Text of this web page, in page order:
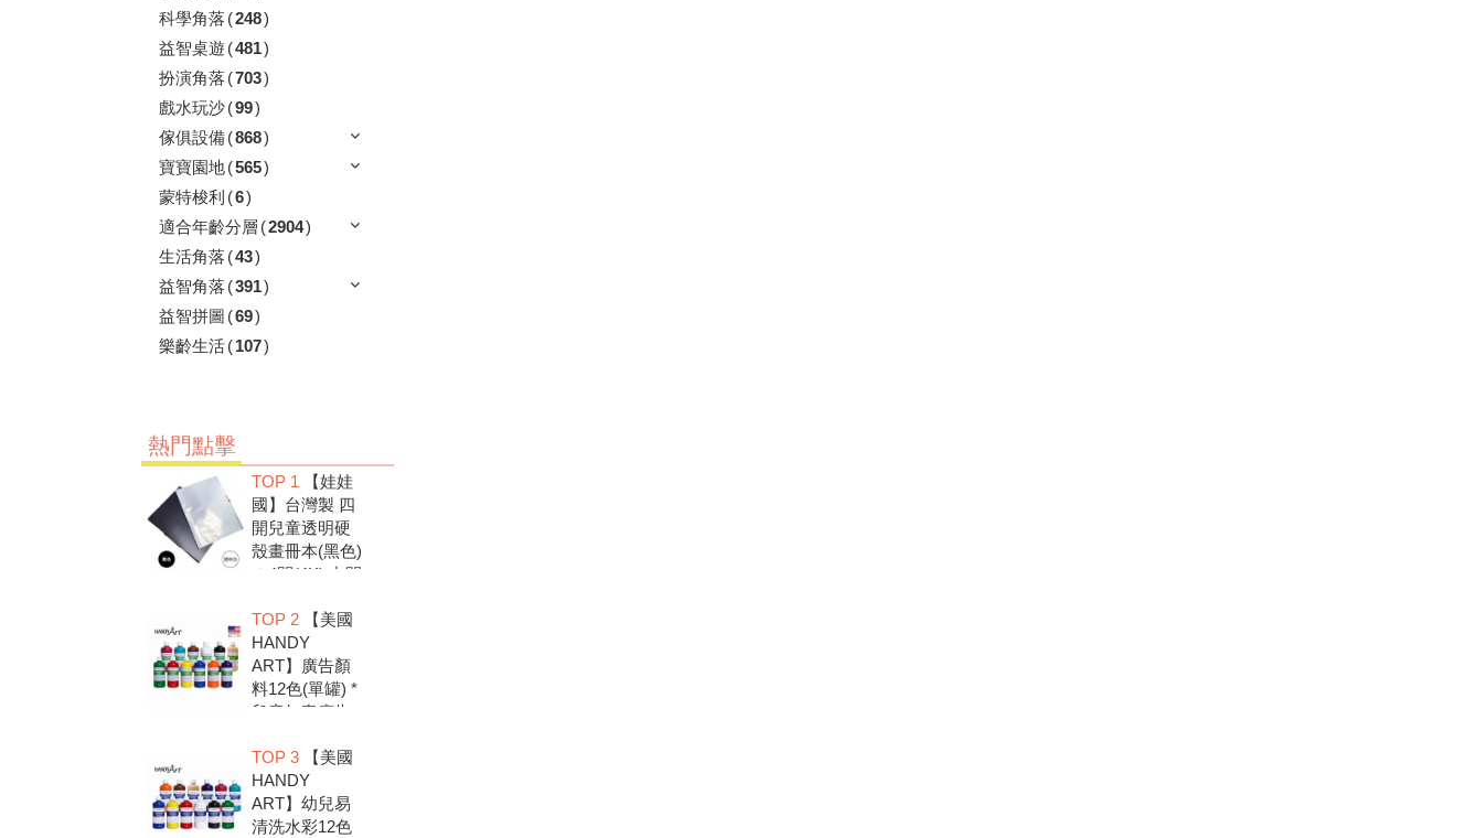
科學角落 (248)
益智桌遊 (481)
扮演角落 (703)
戲水玩沙(99)
傢俱設備(868)
寶寶園地(565)
蒙特梭利 (6)
適合年齡分層 (2904)
生活角落 (43)
益智角落 (391)
益智拼圖 (69)
樂齡生活(107)
熱門點擊
TOP 1 【娃娃
國】台灣製 四
開兒童透明硬
殼畫冊本(黑色)
＊4開(4K).中間
扣.資料袋.圖畫
紙收集冊.收納
冊
TOP 2【美國
HANDY
ART】廣告顏
料12色(單罐) *
兒童無毒廣告
放心，彩繪DIY
超有趣
TOP 3【美國
HANDY
ART】幼兒易
清洗水彩12色